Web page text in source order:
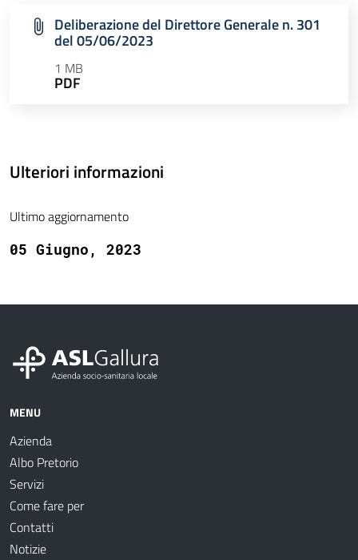
Deliberazione del Direttore Generale n. 301
del 05/06/2023
1 MB
PDF
Ulteriori informazioni
Ultimo aggiornamento
05 Giugno, 2023
MENU
Azienda
Albo Pretorio
Servizi
Come fare per
Contatti
Notizie